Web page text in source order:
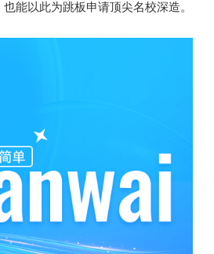
能以此为跳板申请顶尖名校深造。